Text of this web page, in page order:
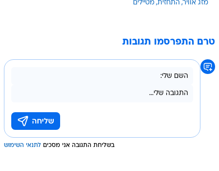
מזג אוויר התחזית מטיילים
טרם התפרסמו תגובות
בשליחת התגובה אני מסכים לתנאי השימוש